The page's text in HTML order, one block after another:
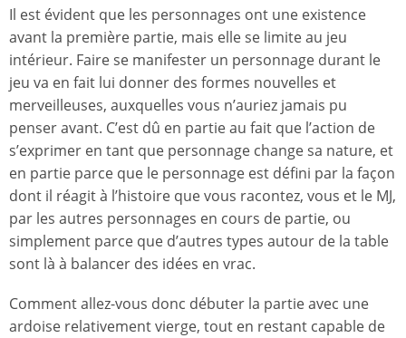
Il est évident que les personnages ont une existence
avant la première partie, mais elle se limite au jeu
intérieur. Faire se manifester un personnage durant le
jeu va en fait lui donner des formes nouvelles et
merveilleuses, auxquelles vous n’auriez jamais pu
penser avant. C’est dû en partie au fait que l’action de
s’exprimer en tant que personnage change sa nature, et
en partie parce que le personnage est défini par la façon
dont il réagit à l’histoire que vous racontez, vous et le MJ,
par les autres personnages en cours de partie, ou
simplement parce que d’autres types autour de la table
sont là à balancer des idées en vrac.
Comment allez-vous donc débuter la partie avec une
ardoise relativement vierge, tout en restant capable de